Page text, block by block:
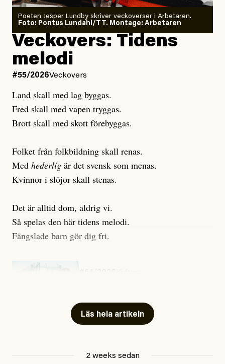
Publicerad6 August, 2026
Uppdaterad7 August, 2026
Joel Kellgren
Publicerad3 August, 2026
Uppdaterad3 August, 2026
Poeten Jesper Lundby skriver veckoverser i Arbetaren.
Foto: Pontus Lundahl/TT. Montage: Arbetaren
Veckovers: Tidens
melodi
#55/2026Veckovers
Land skall med lag byggas.
Fred skall med vapen tryggas.
Brott skall med skott förebyggas.
Folket från folkbildning skall renas.
Med hederlig är det svensk som menas.
Kvinnor i slöjor skall stenas.
Det är alltid dom, aldrig vi.
Så spelas den här tidens melodi.
Fängslade barn gör dig fri.
Läs hela artikeln
2 weeks sedan